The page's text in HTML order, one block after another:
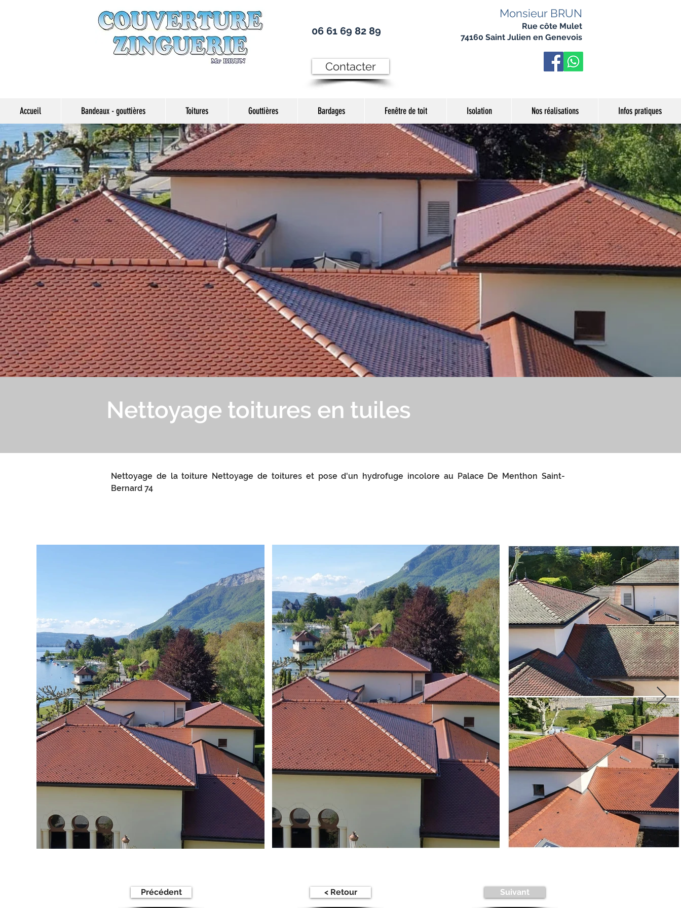
06 61 69 82 89
Contacter
Monsieur BRUN
Rue côte Mulet
74160 Saint Julien en Genevois
Accueil Bandeaux - gouttières Toitures Gouttières Bardages Fenêtre de toit Isolation Nos réalisations Infos pratiques
Nettoyage toitures en tuiles
Nettoyage de la toiture Nettoyage de toitures et pose d'un hydrofuge incolore au Palace De Menthon Saint-
Bernard 74
Précédent < Retour Suivant